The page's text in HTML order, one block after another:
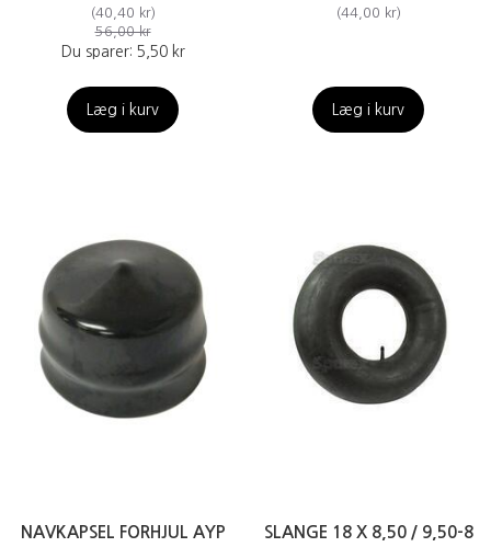
(40,40 kr)
56,00 kr
Du sparer: 5,50 kr
Læg i kurv
(44,00 kr)
Læg i kurv
NAVKAPSEL FORHJUL AYP
SLANGE 18 X 8,50 / 9,50-8